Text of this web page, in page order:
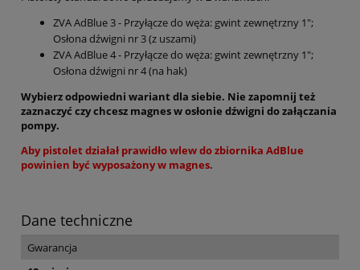
ZVA AdBlue 3 - Przyłącze do węża: gwint zewnętrzny 1";
Osłona dźwigni nr 3 (z uszami)
ZVA AdBlue 4 - Przyłącze do węża: gwint zewnętrzny 1";
Osłona dźwigni nr 4 (na hak)
Wybierz odpowiedni wariant dla siebie. Nie zapomnij też
zaznaczyć czy chcesz magnes w osłonie dźwigni do załączania
pompy.
Aby pistolet działał prawidło wlew do zbiornika AdBlue
powinien być wyposażony w magnes.
Dane techniczne
Gwarancja